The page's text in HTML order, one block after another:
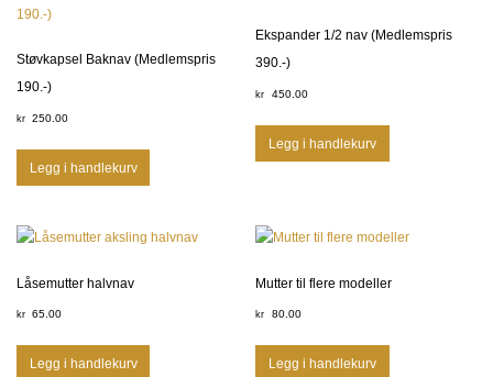
Støvkapsel Baknav (Medlemspris
190.-)
kr 250.00
Legg i handlekurv
Ekspander 1/2 nav (Medlemspris
390.-)
kr 450.00
Legg i handlekurv
Låsemutter halvnav
kr 65.00
Legg i handlekurv
Mutter til flere modeller
kr 80.00
Legg i handlekurv